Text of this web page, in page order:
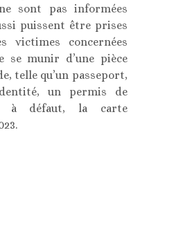
sont pas informées
puissent être prises
victimes concernées
se munir d’une pièce
telle qu’un passeport,
un permis de
à défaut, la carte